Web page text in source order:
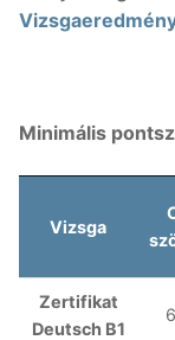
Minimális
Vizsga
Zertifikat
Deutsch B1